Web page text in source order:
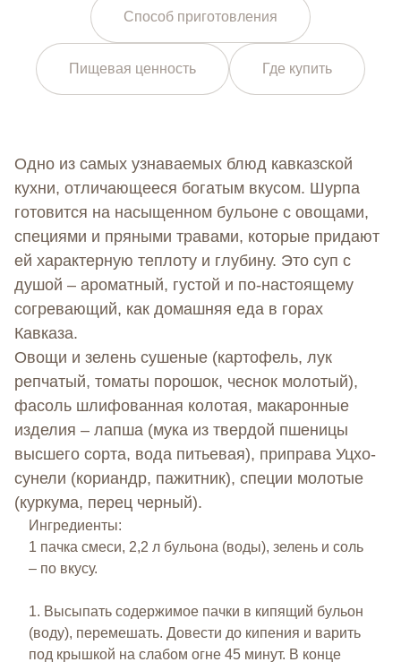
Способ приготовления
Пищевая ценность Где купить
Одно из самых узнаваемых блюд кавказской
кухни, отличающееся богатым вкусом. Шурпа
готовится на насыщенном бульоне с овощами,
специями и пряными травами, которые придают
ей характерную теплоту и глубину. Это суп с
душой – ароматный, густой и по-настоящему
согревающий, как домашняя еда в горах
Кавказа.
Овощи и зелень сушеные (картофель, лук
репчатый, томаты порошок, чеснок молотый),
фасоль шлифованная колотая, макаронные
изделия – лапша (мука из твердой пшеницы
высшего сорта, вода питьевая), приправа Уцхо-
сунели (кориандр, пажитник), специи молотые
(куркума, перец черный).
Ингредиенты:
1 пачка смеси, 2,2 л бульона (воды), зелень и соль
– по вкусу.
1. Высыпать содержимое пачки в кипящий бульон
(воду), перемешать. Довести до кипения и варить
под крышкой на слабом огне 45 минут. В конце